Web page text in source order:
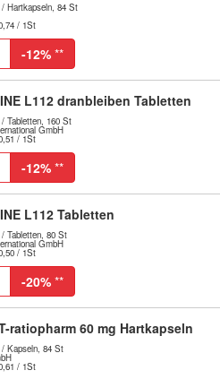
Hartkapseln, 84 St
/ 1St
-12% **
L112 dranbleiben Tabletten
Tabletten, 160 St
GmbH
/ 1St
-12% **
L112 Tabletten
Tabletten, 80 St
GmbH
/ 1St
-20% **
ratiopharm 60 mg Hartkapseln
Kapseln, 84 St
/ 1St